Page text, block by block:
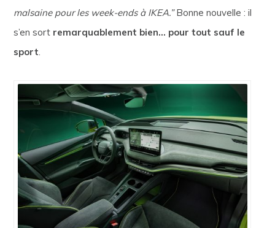
malsaine pour les week-ends à IKEA.”Bonne nouvelle : il
s’en sort remarquablement bien… pour tout sauf le
sport.